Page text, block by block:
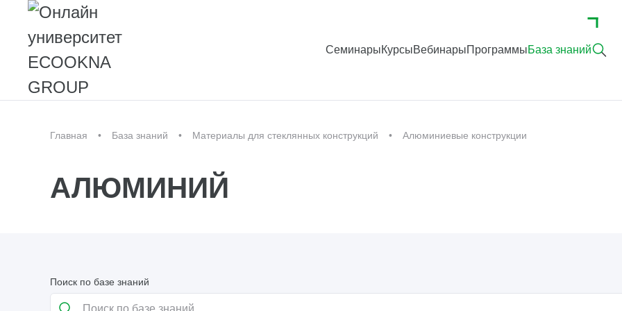
СеминарыКурсыВебинарыПрограммыБаза знаний
Главная База знаний Материалы для стеклянных конструкций Алюминиевые конструкции
АЛЮМИНИЙ
Поиск по базе знаний